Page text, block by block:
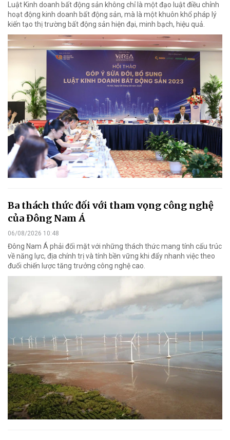
Luật Kinh doanh bất động sản không chỉ là một đạo luật điều chỉnh
hoạt động kinh doanh bất động sản, mà là một khuôn khổ pháp lý
kiến tạo thị trường bất động sản hiện đại, minh bạch, hiệu quả.
Ba thách thức đối với tham vọng công nghệ
của Đông Nam Á
06/08/2026 10:48
Đông Nam Á phải đối mặt với những thách thức mang tính cấu trúc
về năng lực, địa chính trị và tính bền vững khi đẩy nhanh việc theo
đuổi chiến lược tăng trưởng công nghệ cao.